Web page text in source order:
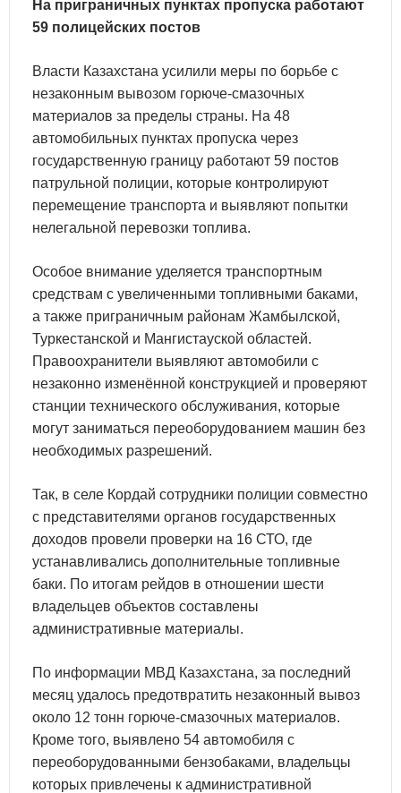
На приграничных пунктах пропуска работают
59 полицейских постов
Власти Казахстана усилили меры по борьбе с
незаконным вывозом горюче-смазочных
материалов за пределы страны. На 48
автомобильных пунктах пропуска через
государственную границу работают 59 постов
патрульной полиции, которые контролируют
перемещение транспорта и выявляют попытки
нелегальной перевозки топлива.
Особое внимание уделяется транспортным
средствам с увеличенными топливными баками,
а также приграничным районам Жамбылской,
Туркестанской и Мангистауской областей.
Правоохранители выявляют автомобили с
незаконно изменённой конструкцией и проверяют
станции технического обслуживания, которые
могут заниматься переоборудованием машин без
необходимых разрешений.
Так, в селе Кордай сотрудники полиции совместно
с представителями органов государственных
доходов провели проверки на 16 СТО, где
устанавливались дополнительные топливные
баки. По итогам рейдов в отношении шести
владельцев объектов составлены
административные материалы.
По информации МВД Казахстана, за последний
месяц удалось предотвратить незаконный вывоз
около 12 тонн горюче-смазочных материалов.
Кроме того, выявлено 54 автомобиля с
переоборудованными бензобаками, владельцы
которых привлечены к административной